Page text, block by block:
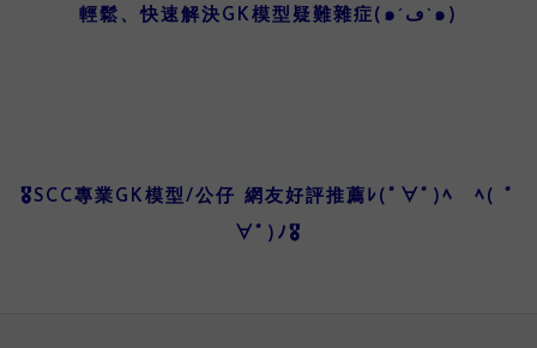
輕鬆、快速解決GK模型疑難雜症(๑´ڡ`๑)
🎖️SCC專業GK模型/公仔 網友好評推薦ﾚ(ﾟ∀ﾟ)ﾍ ﾍ( ﾟ
∀ﾟ)ﾉ🎖️